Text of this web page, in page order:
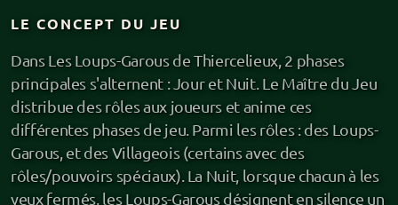
LE CONCEPT DU JEU
Dans Les Loups-Garous de Thiercelieux, 2 phases
principales s'alternent : Jour et Nuit. Le Maître du Jeu
distribue des rôles aux joueurs et anime ces
différentes phases de jeu. Parmi les rôles : des Loups-
Garous, et des Villageois (certains avec des
rôles/pouvoirs spéciaux). La Nuit, lorsque chacun à les
yeux fermés, les Loups-Garous désignent en silence un
La Chasse Sauvage (jeu immersif)
Jeu de rôle (JDR)
Pour les pros
Prestation contée
Balade contée